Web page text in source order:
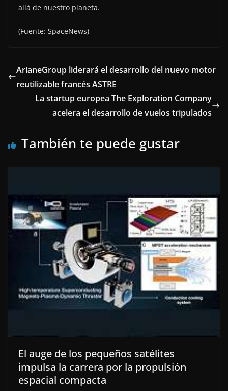
allá de nuestro planeta.
(Fuente: SpaceNews)
ArianeGroup liderará el desarrollo del nuevo motor
reutilizable francés ASTRE
La startup europea The Exploration Company
acelera el desarrollo de vuelos tripulados
También te puede gustar
El auge de los pequeños satélites
impulsa la carrera por la propulsión
espacial compacta